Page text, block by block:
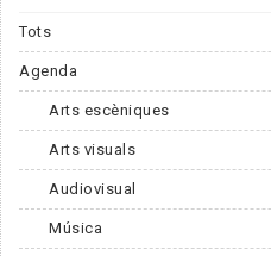
Tots
Agenda
Arts escèniques
Arts visuals
Audiovisual
Música